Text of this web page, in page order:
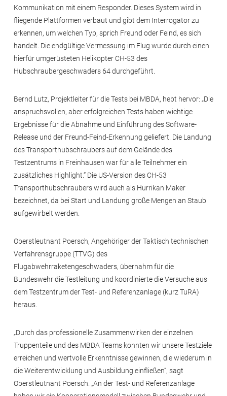
Kommunikation mit einem Responder. Dieses System wird in
fliegende Plattformen verbaut und gibt dem Interrogator zu
erkennen, um welchen Typ, sprich Freund oder Feind, es sich
handelt. Die endgültige Vermessung im Flug wurde durch einen
hierfür umgerüsteten Helikopter CH-53 des
Hubschraubergeschwaders 64 durchgeführt.
Bernd Lutz, Projektleiter für die Tests bei MBDA, hebt hervor: „Die
anspruchsvollen, aber erfolgreichen Tests haben wichtige
Ergebnisse für die Abnahme und Einführung des Software-
Release und der Freund-Feind-Erkennung geliefert. Die Landung
des Transporthubschraubers auf dem Gelände des
Testzentrums in Freinhausen war für alle Teilnehmer ein
zusätzliches Highlight.“ Die US-Version des CH-53
Transporthubschraubers wird auch als Hurrikan Maker
bezeichnet, da bei Start und Landung große Mengen an Staub
aufgewirbelt werden.
Oberstleutnant Poersch, Angehöriger der Taktisch technischen
Verfahrensgruppe (TTVG) des
Flugabwehrraketengeschwaders, übernahm für die
Bundeswehr die Testleitung und koordinierte die Versuche aus
dem Testzentrum der Test- und Referenzanlage (kurz TuRA)
heraus.
„Durch das professionelle Zusammenwirken der einzelnen
Truppenteile und des MBDA Teams konnten wir unsere Testziele
erreichen und wertvolle Erkenntnisse gewinnen, die wiederum in
die Weiterentwicklung und Ausbildung einfließen“, sagt
Oberstleutnant Poersch. „An der Test- und Referenzanlage